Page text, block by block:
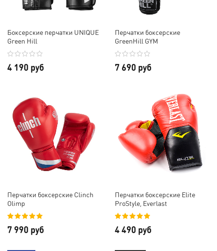
Боксерские перчатки UNIQUE
Green Hill
4 190 руб
Перчатки боксерские
GreenHill GYM
7 690 руб
Перчатки боксерские Clinch
Olimp
7 990 руб
Перчатки боксерские Elite
ProStyle, Everlast
4 490 руб